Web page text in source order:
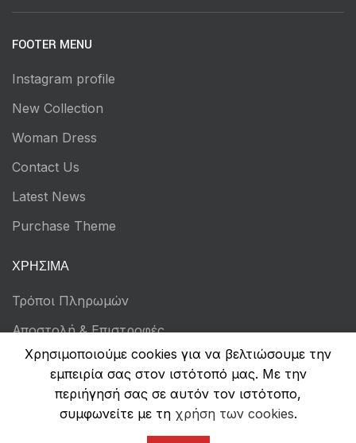
FOOTER MENU
Instagram profile
New Collection
Woman Dress
Contact Us
Latest News
Purchase Theme
ΧΡΉΣΙΜΑ
Τρόποι Πληρωμών
Αποστολή & Επιστροφές
Όροι Χρήσης
Πολιτική Απορρήτου
Ασφάλεια Συναλλαγών
Χρησιμοποιούμε cookies για να βελτιώσουμε την
εμπειρία σας στον ιστότοπό μας. Με την
περιήγησή σας σε αυτόν τον ιστότοπο,
συμφωνείτε με τη χρήση των cookies.